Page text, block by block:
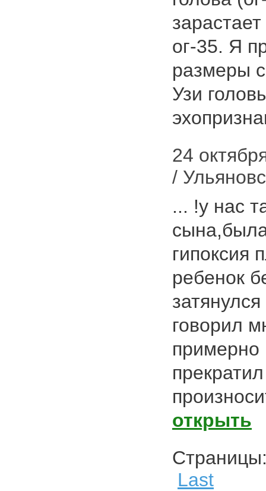
ог-35. Я
размеры
Узи
24
/
... !у нас
гипоксия
ребенок
затянулся
говорил
примерно
открыть
Last